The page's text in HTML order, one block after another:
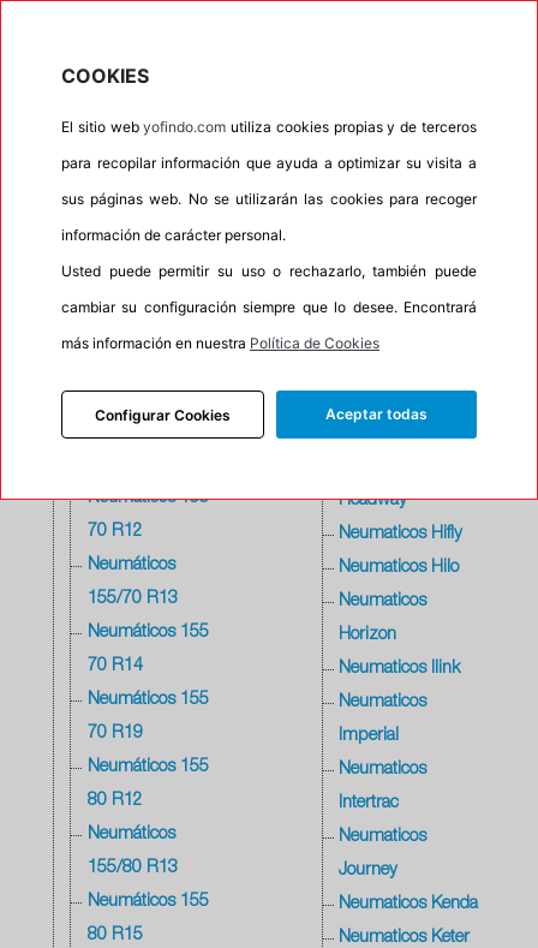
80 R12
Neumáticos
145/80 R13
Neumáticos 155
60 R15
Neumáticos 155
70 R12
Neumáticos
155/70 R13
Neumáticos 155
70 R14
Neumáticos 155
70 R19
Neumáticos 155
80 R12
Neumáticos
155/80 R13
Neumáticos 155
80 R15
Greentrac
Neumaticos
Gremax
Grenlander
Neumaticos Gt
Headway
Neumaticos Hifly
Neumaticos Hilo
Neumaticos
Horizon
Neumaticos Ilink
Neumaticos
Imperial
Neumaticos
Intertrac
Neumaticos
Journey
Neumaticos Kenda
Neumaticos Keter
COOKIES
El sitio webyofindo.com utiliza cookies propias y de terceros
para recopilar información que ayuda a optimizar su visita a
sus páginas web. No se utilizarán las cookies para recoger
información de carácter personal.
Usted puede permitir su uso o rechazarlo, también puede
cambiar su configuración siempre que lo desee. Encontrará
más información en nuestra Política de Cookies
Configurar Cookies Aceptar todas